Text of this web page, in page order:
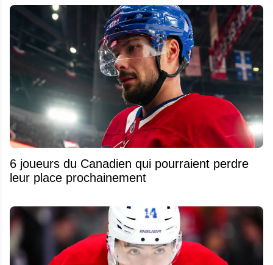
6 joueurs du Canadien qui pourraient perdre
leur place prochainement